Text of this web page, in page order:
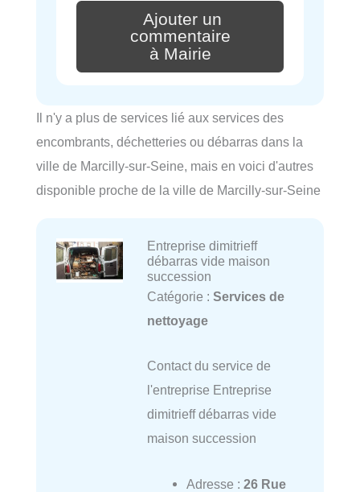
Ajouter un
commentaire
à Mairie
Il n'y a plus de services lié aux services des
encombrants, déchetteries ou débarras dans la
ville de Marcilly-sur-Seine, mais en voici d'autres
disponible proche de la ville de Marcilly-sur-Seine
Entreprise dimitrieff
débarras vide maison
succession
Catégorie : Services de
nettoyage
Contact du service de
l'entreprise Entreprise
dimitrieff débarras vide
maison succession
Adresse : 26 Rue